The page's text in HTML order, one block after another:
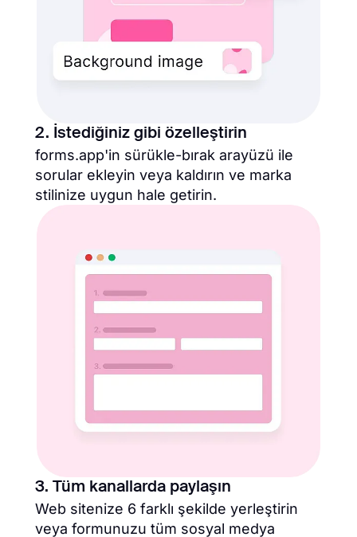
2. İstediğiniz gibi özelleştirin
forms.app'in sürükle-bırak arayüzü ile
sorular ekleyin veya kaldırın ve marka
stilinize uygun hale getirin.
3. Tüm kanallarda paylaşın
Web sitenize 6 farklı şekilde yerleştirin
veya formunuzu tüm sosyal medya